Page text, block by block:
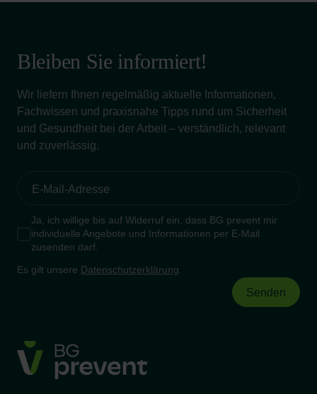
Bleiben Sie informiert!
Wir liefern Ihnen regelmäßig aktuelle Informationen,
Fachwissen und praxisnahe Tipps rund um Sicherheit
und Gesundheit bei der Arbeit – verständlich, relevant
und zuverlässig.
Ja, ich willige bis auf Widerruf ein, dass BG prevent mir
individuelle Angebote und Informationen per E-Mail
zusenden darf.
Es gilt unsere Datenschutzerklärung